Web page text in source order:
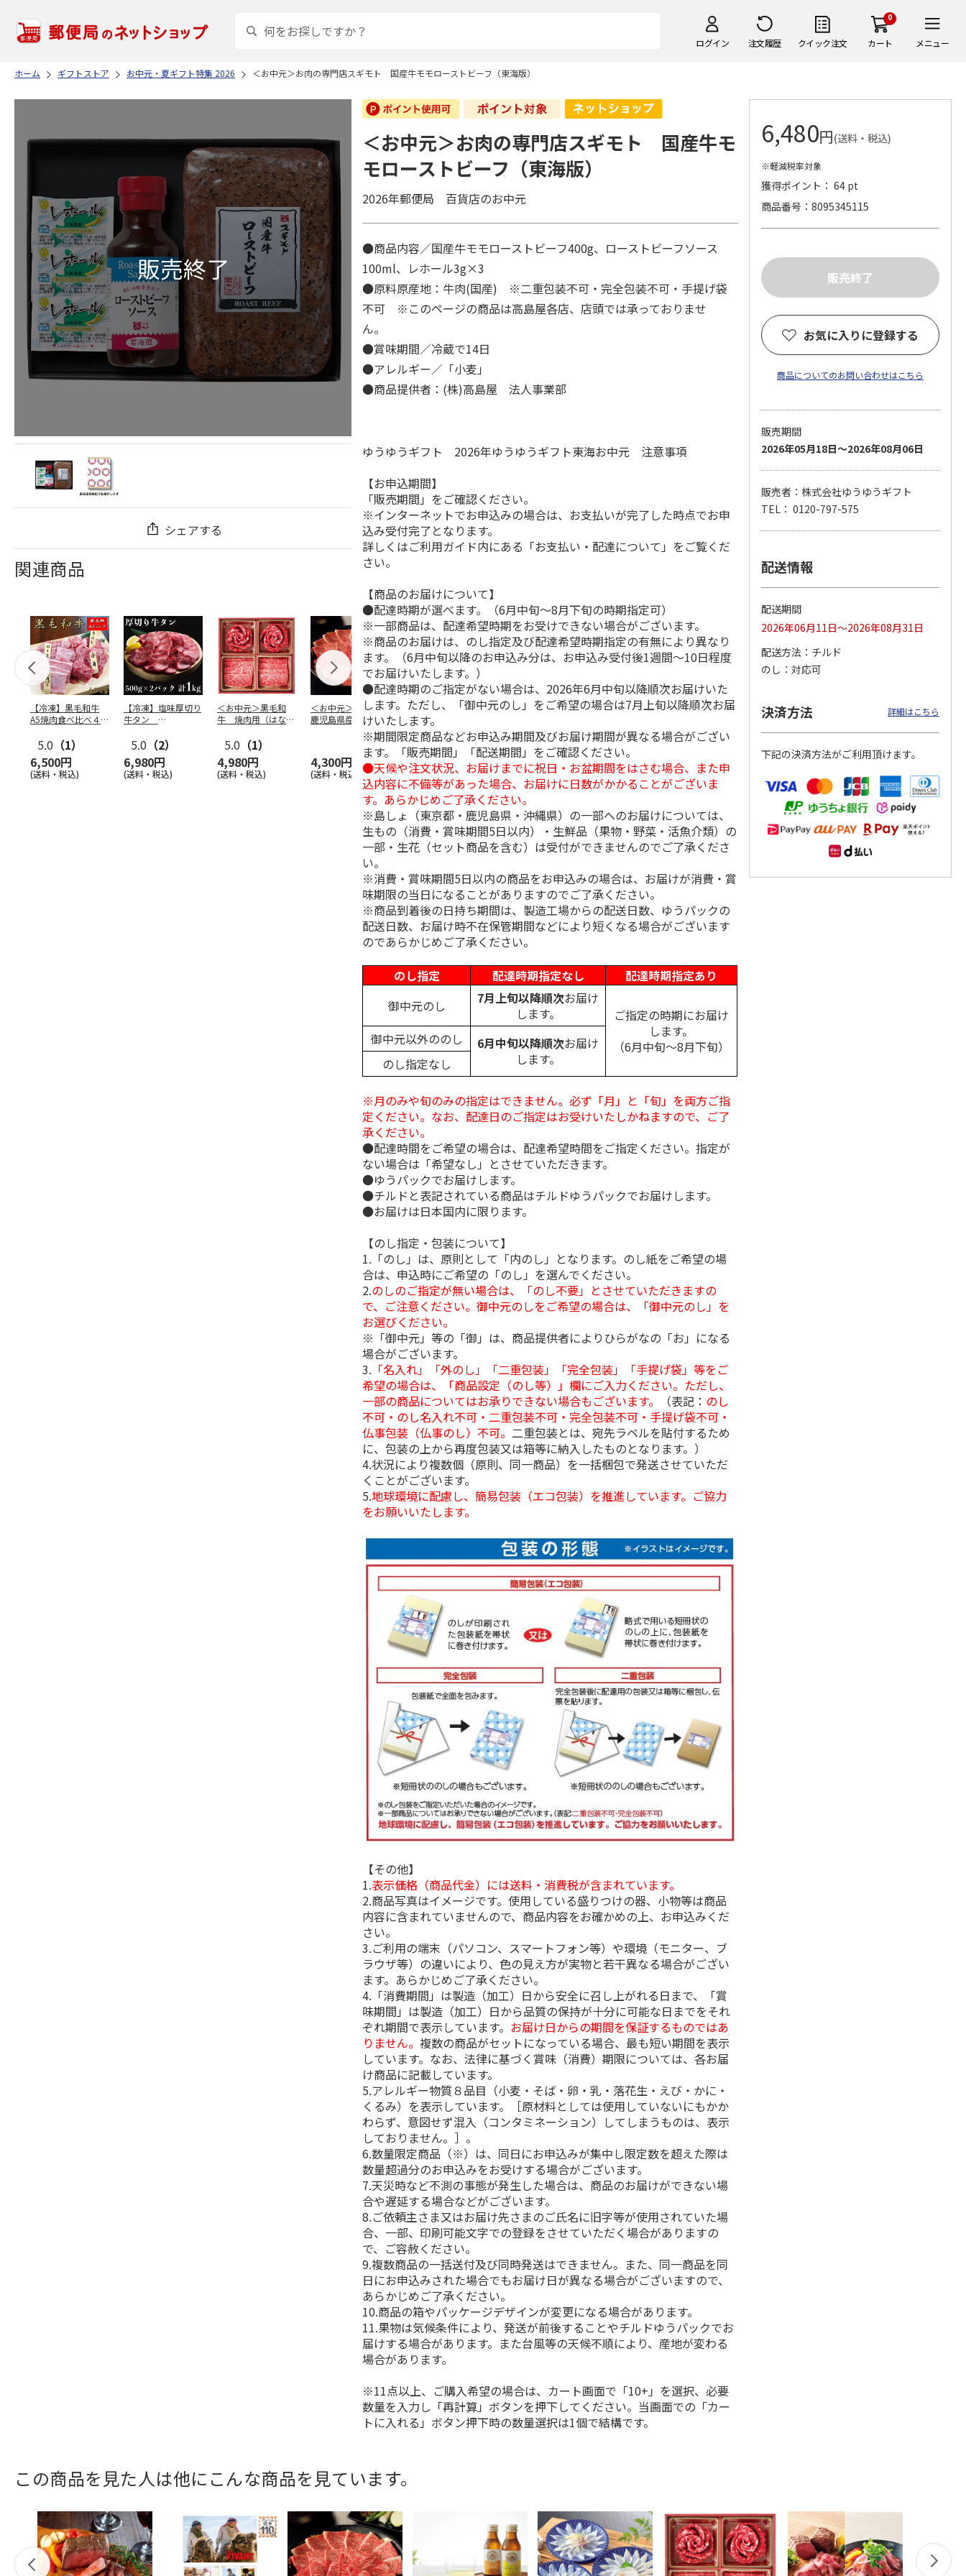
ログイン 注文履歴 クイック注文
0
カート メニュー
ホーム ギフトストア お中元・夏ギフト特集 2026 ＜お中元＞お肉の専門店スギモト 国産牛モモローストビーフ（東海版）
シェアする
関連商品
【冷凍】黒毛和牛
A5焼肉食べ比べ４種
5.0 （1）
6,500円
(送料・税込)
【冷凍】塩味厚切り
牛タン
kg5.0 （2）
6,980円
(送料・税込)
＜お中元＞黒毛和
牛 焼肉用（はなも
5.0 （1）
4,980円
(送料・税込)
＜お中元＞【冷凍】
鹿児島県産黒毛和
牛 カタ肉焼肉用
4,300円
(送料・税込)
＜ご自宅用＞【冷
凍】小分けロースト
ビーフ３２０ｇ
3,680円
(送料・税込)
＜お中元＞【冷凍】
食べ比べ
5,400円
(送料・税込)
＜お中元＞【冷凍】
牛 カタ肉焼肉用
（６２０…
5.0（1）
5,800円
(送料・税込)
＜お中元＞【冷凍】
Ｓ－３０）
5,380円
(送料・税込)
【冷凍】全国各地の
厳選お肉食べ比べコ
ース
8,980円
仙台名物 柔らか厚
切り牛たん Ｂ
5,980円
(送料・税込)
＜お中元＞お肉の専門店スギモト 国産牛モ
モローストビーフ（東海版）
2026年郵便局 百貨店のお中元
●商品内容／国産牛モモローストビーフ400g、ローストビーフソース
100ml、レホール3g×3
●原料原産地：牛肉(国産) ※二重包装不可・完全包装不可・手提げ袋
不可 ※このページの商品は高島屋各店、店頭では承っておりませ
ん。
●賞味期間／冷蔵で14日
●アレルギー／「小麦」
●商品提供者：(株)高島屋 法人事業部
ゆうゆうギフト 2026年ゆうゆうギフト東海お中元 注意事項
【お申込期間】
「販売期間」をご確認ください。
※インターネットでお申込みの場合は、お支払いが完了した時点でお申
込み受付完了となります。
詳しくはご利用ガイド内にある「お支払い・配達について」をご覧くだ
さい。
【商品のお届けについて】
●配達時期が選べます。（6月中旬～8月下旬の時期指定可）
※一部商品は、配達希望時期をお受けできない場合がございます。
※商品のお届けは、のし指定及び配達希望時期指定の有無により異なり
ます。（6月中旬以降のお申込み分は、お申込み受付後1週間～10日程度
でお届けいたします。）
●配達時期のご指定がない場合は、2026年6月中旬以降順次お届けいた
します。ただし、「御中元のし」をご希望の場合は7月上旬以降順次お届
けいたします。
※期間限定商品などお申込み期間及びお届け期間が異なる場合がござい
ます。「販売期間」「配送期間」をご確認ください。
●天候や注文状況、お届けまでに祝日・お盆期間をはさむ場合、また申
込内容に不備等があった場合、お届けに日数がかかることがございま
す。あらかじめご了承ください。
※島しょ（東京都・鹿児島県・沖縄県）の一部へのお届けについては、
生もの（消費・賞味期間5日以内）・生鮮品（果物・野菜・活魚介類）の
一部・生花（セット商品を含む）は受付ができませんのでご了承くださ
い。
※消費・賞味期間5日以内の商品をお申込みの場合は、お届けが消費・賞
味期限の当日になることがありますのでご了承ください。
※商品到着後の日持ち期間は、製造工場からの配送日数、ゆうパックの
配送日数、お届け時不在保管期間などにより短くなる場合がございます
のであらかじめご了承ください。
のし指定
配達時期指定なし
配達時期指定あり
御中元のし
7月上旬以降順次お届け
します。
ご指定の時期にお届け
します。
（6月中旬～8月下旬）
御中元以外ののし 6月中旬以降順次お届け
します。
のし指定なし
※月のみや旬のみの指定はできません。必ず「月」と「旬」を両方ご指
定ください。なお、配達日のご指定はお受けいたしかねますので、ご了
承ください。
●配達時間をご希望の場合は、配達希望時間をご指定ください。指定が
ない場合は「希望なし」とさせていただきます。
●ゆうパックでお届けします。
●チルドと表記されている商品はチルドゆうパックでお届けします。
●お届けは日本国内に限ります。
【のし指定・包装について】
1.「のし」は、原則として「内のし」となります。のし紙をご希望の場
合は、申込時にご希望の「のし」を選んでください。
2.のしのご指定が無い場合は、「のし不要」とさせていただきますの
で、ご注意ください。御中元のしをご希望の場合は、「御中元のし」を
お選びください。
※「御中元」等の「御」は、商品提供者によりひらがなの「お」になる
場合がございます。
3. 「名入れ」「外のし」「二重包装」「完全包装」「手提げ袋」等をご
希望の場合は、「商品設定（のし等）」欄にご入力ください。ただし、
一部の商品についてはお承りできない場合もございます。
（表記： のし
不可・のし名入れ不可・二重包装不可・完全包装不可・手提げ袋不可・
仏事包装（仏事のし）不可。 二重包装とは、宛先ラベルを貼付するため
に、包装の上から再度包装又は箱等に納入したものとなります。）
4.状況により複数個（原則、同一商品）を一括梱包で発送させていただ
くことがございます。
5.地球環境に配慮し、簡易包装（エコ包装）を推進しています。ご協力
をお願いいたします。
【その他】
1.表示価格（商品代金）には送料・消費税が含まれています。
2.商品写真はイメージです。使用している盛りつけの器、小物等は商品
内容に含まれていませんので、商品内容をお確かめの上、お申込みくだ
さい。
3.ご利用の端末（パソコン、スマートフォン等）や環境（モニター、ブ
ラウザ等）の違いにより、色の見え方が実物と若干異なる場合がござい
ます。あらかじめご了承ください。
4.「消費期間」は製造（加工）日から安全に召し上がれる日まで、「賞
味期間」は製造（加工）日から品質の保持が十分に可能な日までをそれ
ぞれ期間で表示しています。 お届け日からの期間を保証するものではあ
りません。複数の商品がセットになっている場合、最も短い期間を表示
しています。なお、法律に基づく賞味（消費）期限については、各お届
け商品に記載しています。
5.アレルギー物質８品目（小麦・そば・卵・乳・落花生・えび・かに・
くるみ）を表示しています。［原材料としては使用していないにもかか
わらず、意図せず混入（コンタミネーション）してしまうものは、表示
しておりません。］。
6.数量限定商品（※）は、同日にお申込みが集中し限定数を超えた際は
数量超過分のお申込みをお受けする場合がございます。
7.天災時など不測の事態が発生した場合は、商品のお届けができない場
合や遅延する場合などがございます。
8.ご依頼主さま又はお届け先さまのご氏名に旧字等が使用されていた場
合、一部、印刷可能文字での登録をさせていただく場合がありますの
で、ご容赦ください。
9.複数商品の一括送付及び同時発送はできません。また、同一商品を同
日にお申込みされた場合でもお届け日が異なる場合がございますので、
あらかじめご了承ください。
10.商品の箱やパッケージデザインが変更になる場合があります。
11.果物は気候条件により、発送が前後することやチルドゆうパックでお
届けする場合があります。また台風等の天候不順により、産地が変わる
場合があります。
※11点以上、ご購入希望の場合は、カート画面で「10+」を選択、必要
数量を入力し「再計算」ボタンを押下してください。当画面での「カー
トに入れる」ボタン押下時の数量選択は1個で結構です。
6,480円(送料・税込)
※軽減税率対象
獲得ポイント： 64 pt
商品番号
8095345115
お気に入りに登録する
商品についてのお問い合わせはこちら
販売期間
2026年05月18日～2026年08月06日
販売者：株式会社ゆうゆうギフト
TEL： 0120-797-575
配送情報
配送期間
2026年06月11日～2026年08月31日
配送方法
チルド
のし
対応可
決済方法 詳細はこちら
下記の決済方法がご利用頂けます。
この商品を見た人は他にこんな商品を見ています。